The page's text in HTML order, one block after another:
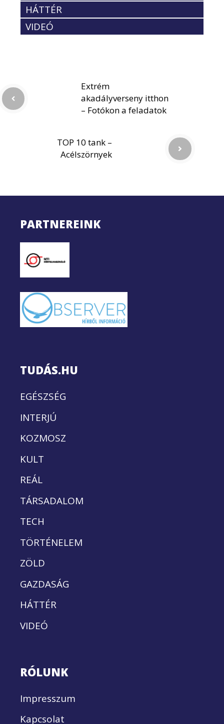
HÁTTÉR
VIDEÓ
Extrém
akadályverseny itthon
– Fotókon a feladatok
TOP 10 tank –
Acélszörnyek
PARTNEREINK
TUDÁS.HU
EGÉSZSÉG
INTERJÚ
KOZMOSZ
KULT
REÁL
TÁRSADALOM
TECH
TÖRTÉNELEM
ZÖLD
GAZDASÁG
HÁTTÉR
VIDEÓ
RÓLUNK
Impresszum
Kapcsolat